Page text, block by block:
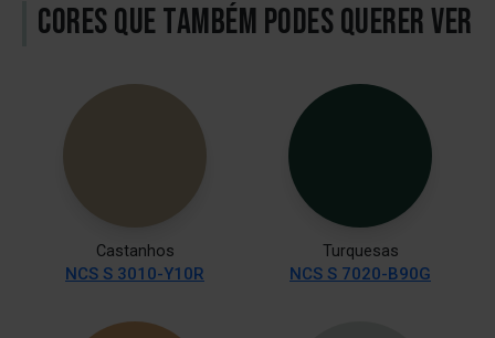
CORES QUE TAMBÉM PODES QUERER VER
Castanhos
NCS S 3010-Y10R
Turquesas
NCS S 7020-B90G